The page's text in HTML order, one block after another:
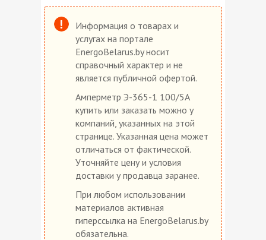
Информация о товарах и
услугах на портале
EnergoBelarus.by носит
справочный характер и не
является публичной офертой.
Амперметр Э-365-1 100/5А
купить или заказать можно у
компаний, указанных на этой
странице. Указанная цена может
отличаться от фактической.
Уточняйте цену и условия
доставки у продавца заранее.
При любом использовании
материалов активная
гиперссылка на EnergoBelarus.by
обязательна.